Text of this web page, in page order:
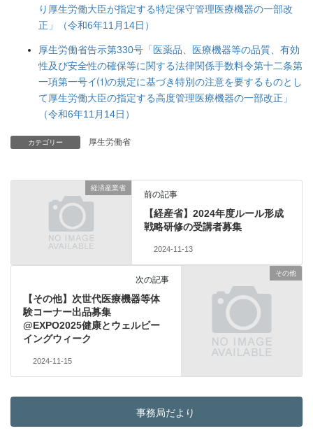
り厚生労働大臣が指定する特定保守管理医療機器の一部改
正」（令和6年11月14日）
厚生労働省告示第330号「医薬品、医療機器等の品質、有効
性及び安全性の確保等に関する法律関係手数料令第十二条第
一項第一号イ⑴の規定に基づき特別の注意を要するものとし
て厚生労働大臣の指定する高度管理医療機器の一部改正」
（令和6年11月14日）
カテゴリー 厚生労働省
経済産業省
前の記事
【経産省】2024年度ルール形成
戦略研修の受講者募集
2024-11-13
その他
次の記事
【その他】次世代医療機器等体
験コーナー出品募集
@EXPO2025健康とウェルビー
イングウィーク
2024-11-15
事務局だより